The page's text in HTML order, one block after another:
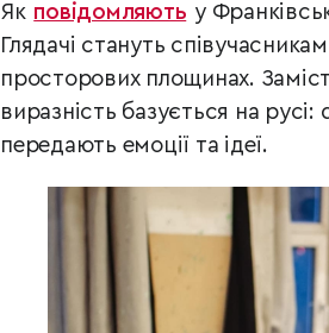
Як повідомляють у
Глядачі стануть
просторових площинах.
виразність базується на
передають емоції та ідеї.